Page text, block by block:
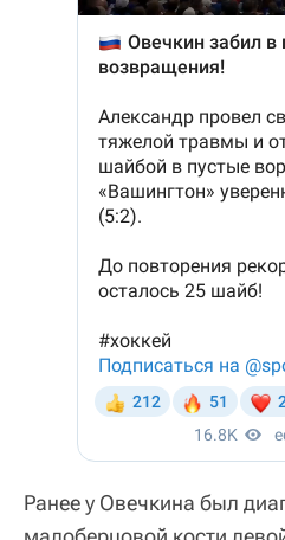
Ранее у Овечкина был